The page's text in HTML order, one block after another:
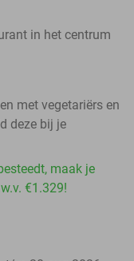
in het centrum
met vegetariërs en
deze bij je
maak je
€1.329!